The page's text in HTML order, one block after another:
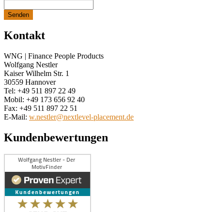
Senden
Kontakt
WNG | Finance People Products
Wolfgang Nestler
Kaiser Wilhelm Str. 1
30559 Hannover
Tel: +49 511 897 22 49
Mobil: +49 173 656 92 40
Fax: +49 511 897 22 51
E-Mail: w.nestler@nextlevel-placement.de
Kundenbewertungen